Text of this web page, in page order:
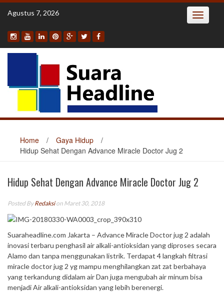
Skip
Agustus 7, 2026 Toggle
Home / Gaya Hidup
/
Hidup Sehat Dengan Advance Miracle Doctor Jug 2
Hidup Sehat Dengan Advance Miracle Doctor Jug 2
Posted ByRedaksion Maret 30, 2018
Suaraheadline.com Jakarta – Advance Miracle Doctor jug 2 adalah
inovasi terbaru penghasil air alkali-antioksidan yang diproses secara
Alamo dan tanpa menggunakan listrik. Terdapat 4 langkah filtrasi
miracle doctor jug 2 yg mampu menghilangkan zat zat berbahaya
yang terkandung didalam air Dan juga mengubah air minum bisa
menjadi Air alkali-antioksidan yang lebih berenergi.